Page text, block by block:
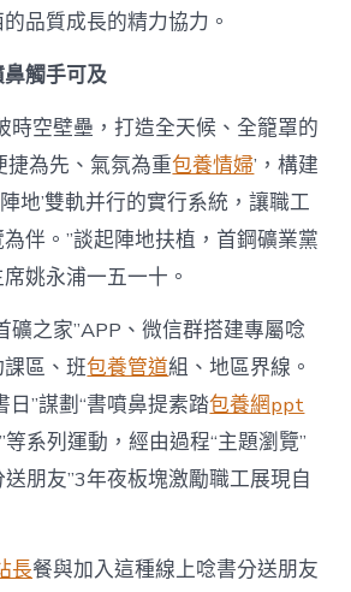
品質成長的精力協力。
觸手可及
時空壁壘，打造全天候、全籠罩的
捷為先、氣氛為重包養情婦’，構建
地’雙軌并行的實行系統，讓職工
伴。”談起陣地扶植，首鋼礦業黨
姚永浦一五一十。
礦之家”APP、微信群搭建專屬唸
區、班包養管道組、地區界線。
日”謀劃“書噴鼻提素踏包養網ppt
等系列運動，經由過程“主題瀏覽”
送朋友”3年夜板塊激勵職工展現自
長餐與加入這種線上唸書分送朋友